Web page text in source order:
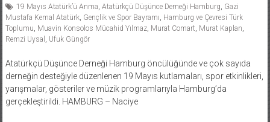
19 Mayıs Atatürk’ü Anma Atatürkçü Düşünce Derneği Hamburg Gazi
Mustafa Kemal Atatürk, Gençlik ve Spor Bayramı Hamburg ve Çevresi Türk
Toplumu Muavin Konsolos Mücahid Yılmaz, Murat Comart Murat Kaplan
Remzi Uysal
Ufuk Güngör
Atatürkçü Düşünce Derneği Hamburg öncülüğünde ve çok sayıda
derneğin desteğiyle düzenlenen 19 Mayıs kutlamaları, spor etkinlikleri,
yarışmalar, gösteriler ve müzik programlarıyla Hamburg’da
gerçekleştirildi. HAMBURG – Naciye